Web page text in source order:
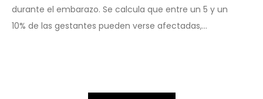
durante el embarazo. Se calcula que entre un 5 y un
10% de las gestantes pueden verse afectadas,...